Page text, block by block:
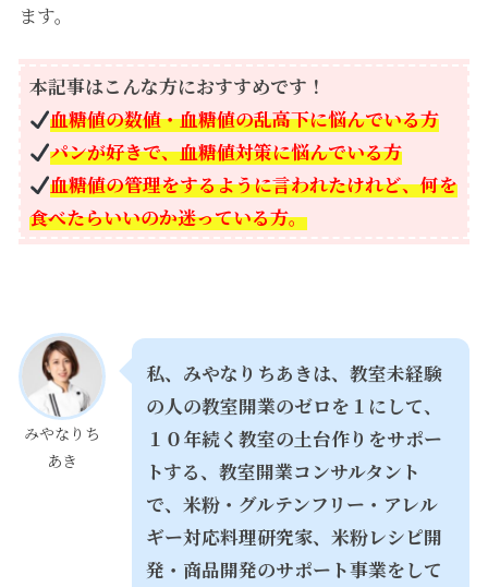
ます。
本記事はこんな方におすすめです！
血糖値の数値・血糖値の乱高下に悩んでいる方
パンが好きで、血糖値対策に悩んでいる方
血糖値の管理をするように言われたけれど、何を
食べたらいいのか迷っている方。
みやなりち
あき
私、みやなりちあきは、教室未経験
の人の教室開業のゼロを１にして、
１０年続く教室の土台作りをサポー
トする、教室開業コンサルタント
で、 米粉・グルテンフリー・アレル
ギー対応料理研究家、米粉レシピ開
発・商品開発のサポート事業をして